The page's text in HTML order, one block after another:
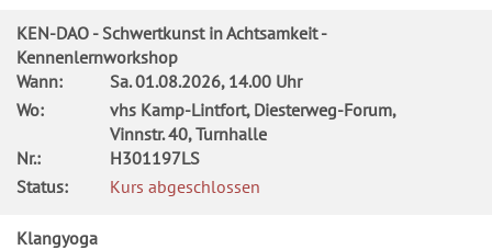
KEN-DAO - Schwertkunst in Achtsamkeit -
Kennenlernworkshop
Wann:
Sa.01.08.2026, 14.00 Uhr
Wo:
vhs Kamp-Lintfort, Diesterweg-Forum,
Vinnstr. 40, Turnhalle
Nr.:
H301197LS
Status:
Kurs abgeschlossen
Klangyoga